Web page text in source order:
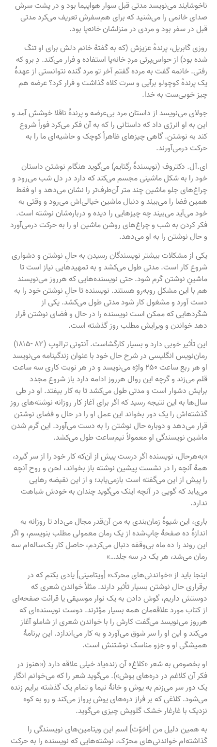
ناخوشایند می‌نویسد مدتی قبل سوار هواپیما بود و در پشت سرش
صدای خانمی را می‌شنید که برای هم‌سفرش تعریف می‌کرد مدتی
قبل در سفر بود و مردی در منزلشان خانه‌پا بود.
روزی گابریل، پرندهٔ عزیزش (که به گفتهٔ خانم دلش برای او تنگ
شده بود) از حواس‌پرتی مردِ خانه‌پا استفاده و فرار می‌کند. دِ برو که
رفتی. خانمه گفت به مرده گفتم آخر تو مرد گنده نتوانستی از عهدهٔ
یک پرندهٔ کوچولو برآیی و سرت کلاه گذاشت و فرار کرد؟ عرضه هم
چیز خوبی‌ست به خدا.
جولای می‌نویسد از داستان مرد بی‌عرضه و پرندهٔ ناقلا خوشش آمد و
این به او انرژی داد که داستانی را که به آن فکر می‌کرد فوراً شروع
کند به نوشتن. گاهی چیزهای ظاهراً کوچک و حاشیه‌ای ما را به
حرکت درمی‌آورند.
ای.آل. دکتروف (نویسندهٔ رگتایم) می‌گوید هنگام نوشتن داستان
خود را به شکل ماشینی مجسم می‌کند که دارد در دل شب می‌رود و
چراغ‌های جلو ماشین چند متر آن‌طرف‌تر را نشان می‌دهد و او فقط
همین فضا را می‌بیند و دنبال ماشین خیالی‌اش می‌رود و وقتی به
خود می‌آید می‌بیند چه چیزهایی را دیده و درباره‌شان نوشته است.
فکر کردن به شب و چراغ‌های روشن ماشین او را به حرکت درمی‌آورد
و حال نوشتن را به او می‌دهد.
یکی از مشکلات بیشتر نویسندگان رسیدن به حالِ نوشتن و دشواری
شروع کار است. مدتی طول می‌کشد و به تمهیدهایی نیاز است تا
ماشینِ نوشتن گرم شود. حتی نویسنده‌هایی که هرروز می‌نویسند
هم با این مشکل روبه‌رو هستند. نویسنده تا حالِ نوشتن خود را به
دست آورد و مشغول کار شود مدتی طول می‌کشد. یکی از
شگردهایی که ممکن است نویسنده را در حال و فضای نوشتن قرار
دهد خواندن و ویرایش مطلب روز گذشته است.
این تأثیر خوبی دارد و بسیار کارگشاست. آنتونی ترالوپ (۸۲ -۱۸۱۵)
رمان‌نویس انگلیسی در شرح حال خود با عنوان زندگینامه می‌نویسد
او هر ربع ساعت ۲۵۰ واژه می‌نویسد و در هر نوبت کاری سه ساعت
قلم می‌زند و گرچه این روال هرروز ادامه دارد باز شروع مجدد
برایش دشوار است و مدتی طول می‌کشد تا به کار بیفتد. او در طی
سال‌ها به این نتیجه رسید که اگر برای آغاز کار روزانه نوشته‌های روز
گذشته‌اش را یک دور بخواند این عمل او را در حال و فضای نوشتن
قرار می‌دهد و دوباره حال نوشتن را به دست می‌آورد. این گرم شدن
ماشین نویسندگی او معمولاً نیم‌ساعت طول می‌کشد.
«به‌هرحال، نویسنده اگر درست پیش از آن‌که کار خود را از سر گیرد،
همهٔ آنچه را در نشست پیشین نوشته باز بخواند، لحن و روح آنچه
را پیش از این می‌گفته است بازمی‌یابد؛ و از این نقیضه رهایی
می‌یابد که گویی در آنچه اینک می‌گوید چندان به خودش شباهت
ندارد.
باری، این شیوهٔ زمان‌بندی به من آن‌قدر مجال می‌داد تا روزانه به
اندازهٔ ده صفحهٔ چاپ‌شده از یک رمان معمولی مطلب بنویسم، و اگر
این روند را ده ماه بی‌وقفه دنبال می‌کردم، حاصل کار یک‌ساله‌ام سه
رمان می‌شد، هر یک در سه جلد…»
اینجا باید از «خواندنی‌های محرک» [ویتامینی] یادی بکنم که در
برقراری حال نوشتن بسیار تأثیر دارند. مثلاً خواندن شعری که
دوستش داریم، گوش دادن به یک نوار موسیقی یا قرائت صفحه‌ای
از کتاب مورد علاقه‌مان همه بسیار مؤثرند. دوست نویسنده‌ای که
هرروز می‌نویسد می‌گفت کارش را با خواندن شعری از شاملو آغاز
می‌کند و این او را سر شوق می‌آورد و به کار می‌اندازد. این برنامهٔ
همیشگی او و جزو مناسک نوشتنش است.
او بخصوص به شعر «کلاغ» آن زنده‌یاد خیلی علاقه دارد («هنوز در
فکر آن کلاغم در دره‌های یوش»). می‌گوید شعر را که می‌خوانم انگار
یک دور سر می‌زنم به یوش و خانهٔ نیما و تمام یک گذشته برایم زنده
می‌شود. کلاغی که بر فراز دره‌های یوش پرواز می‌کند و رو به کوه
نزدیک با غارغار خشک گلویش چیزی می‌گوید.
به همین دلیل من [اخوّت] اسم این ویتامین‌های نویسندگی را
گذاشته‌ام خواندنی‌های محرّک، نوشته‌هایی که نویسنده را به حرکت